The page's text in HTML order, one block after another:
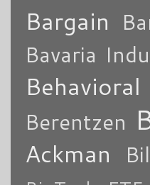
Bargain
Bavaria
Berentzen
Ackman